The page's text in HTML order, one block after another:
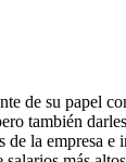
de su papel
también
la empresa e